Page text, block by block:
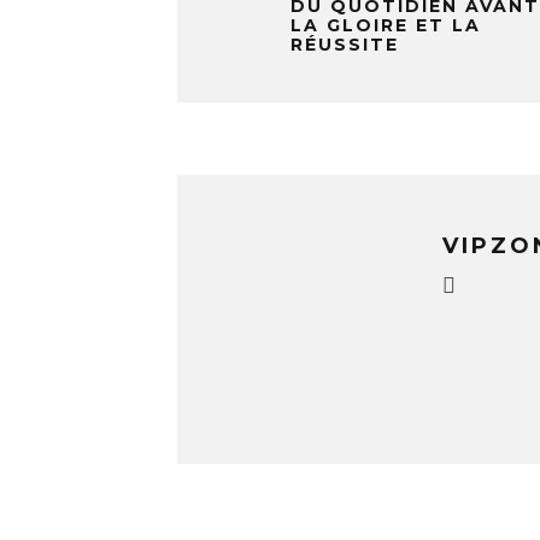
DU QUOTIDIEN AVANT
LA GLOIRE ET LA
RÉUSSITE